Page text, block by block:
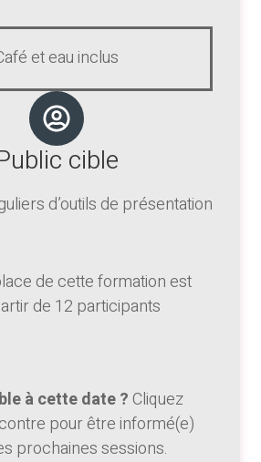
et eau inclus
cible
d’outils de présentation
de cette formation est
de 12 participants
à cette date ?Cliquez
pour être informé(e)
prochaines sessions.